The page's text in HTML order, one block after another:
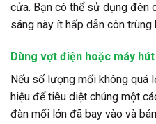
cửa. Bạn có thể sử dụng đèn
sáng này ít hấp dẫn côn trùng
Dùng vợt điện hoặc máy
Nếu số lượng mối không quá
hiệu để tiêu diệt chúng một
đàn mối lớn đã bay vào và